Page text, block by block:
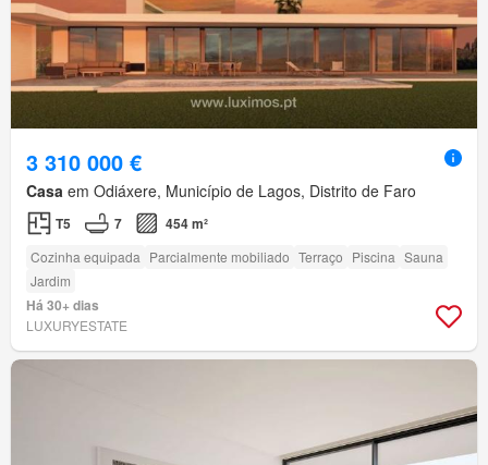
3 310 000 €
Casa em Odiáxere, Município de Lagos, Distrito de Faro
T5 7 454 m²
Cozinha equipada Parcialmente mobiliado Terraço Piscina Sauna
Jardim
Há 30+ dias
LUXURYESTATE